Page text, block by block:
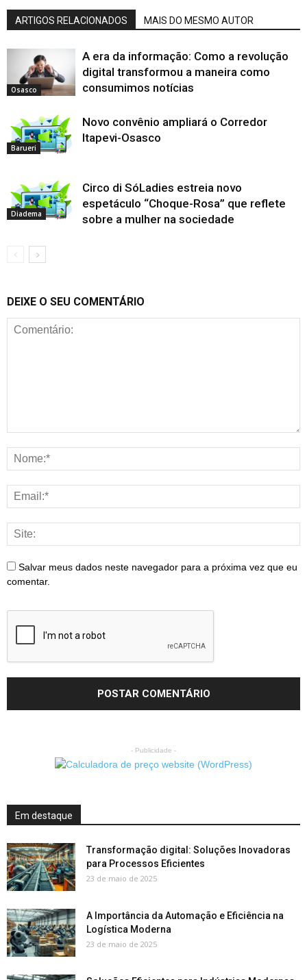
ARTIGOS RELACIONADOS MAIS DO MESMO AUTOR
Osasco
A era da informação: Como a revolução
digital transformou a maneira como
consumimos notícias
Barueri
Novo convênio ampliará o Corredor
Itapevi-Osasco
Diadema
Circo di SóLadies estreia novo
espetáculo “Choque-Rosa” que reflete
sobre a mulher na sociedade
DEIXE O SEU COMENTÁRIO
Salvar meus dados neste navegador para a próxima vez que eu
comentar.
- Publicidade -
Em destaque
Transformação digital: Soluções Inovadoras
para Processos Eficientes
23 de maio de 2025
A Importância da Automação e Eficiência na
Logística Moderna
23 de maio de 2025